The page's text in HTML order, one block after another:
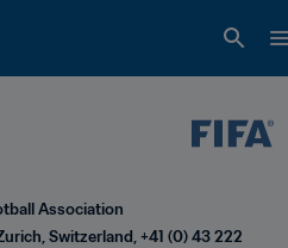
Association
Switzerland, +41 (0) 43 222